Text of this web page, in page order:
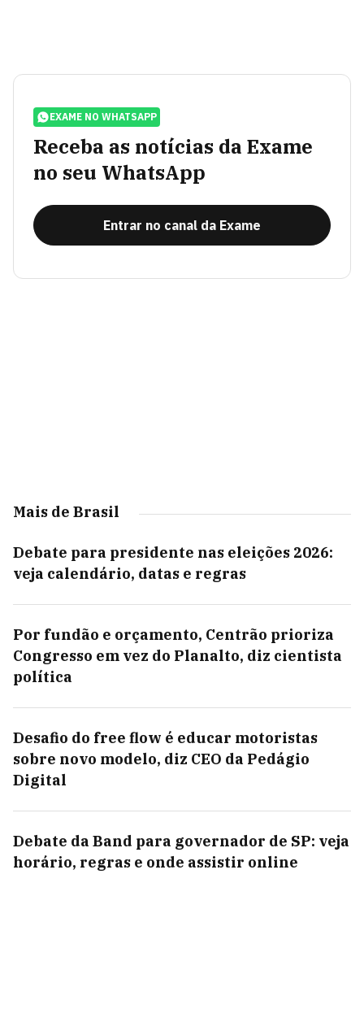
EXAME NO WHATSAPP
Receba as notícias da Exame
no seu WhatsApp
Entrar no canal da Exame
Mais de Brasil
Debate para presidente nas eleições 2026:
veja calendário, datas e regras
Por fundão e orçamento, Centrão prioriza
Congresso em vez do Planalto, diz cientista
política
Desafio do free flow é educar motoristas
sobre novo modelo, diz CEO da Pedágio
Digital
Debate da Band para governador de SP: veja
horário, regras e onde assistir online